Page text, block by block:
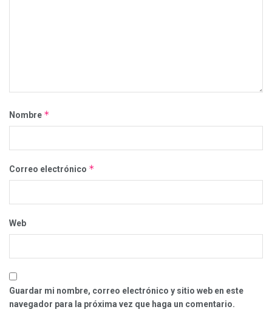
Nombre *
Correo electrónico *
Web
Guardar mi nombre, correo electrónico y sitio web en este
navegador para la próxima vez que haga un comentario.